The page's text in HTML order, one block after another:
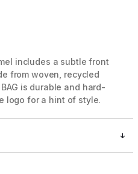
includes a subtle front
from woven, recycled
is durable and hard-
logo for a hint of style.